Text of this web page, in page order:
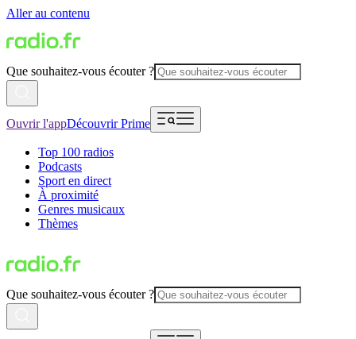
Aller au contenu
Que souhaitez-vous écouter ?
Ouvrir l'appDécouvrir Prime
Top 100 radios
Podcasts
Sport en direct
À proximité
Genres musicaux
Thèmes
Que souhaitez-vous écouter ?